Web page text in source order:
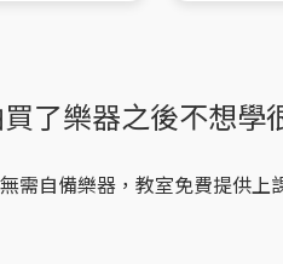
了樂器之後不想學
無需自備樂器，教室免費提供上